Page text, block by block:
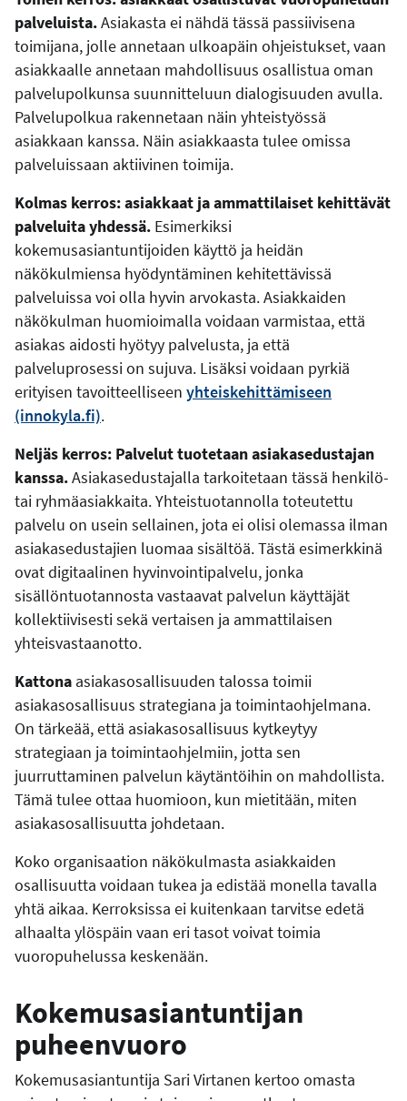
palveluista.Asiakasta ei nähdä tässä passiivisena
toimijana, jolle annetaan ulkoapäin ohjeistukset, vaan
asiakkaalle annetaan mahdollisuus osallistua oman
palvelupolkunsa suunnitteluun dialogisuuden avulla.
Palvelupolkua rakennetaan näin yhteistyössä
asiakkaan kanssa. Näin asiakkaasta tulee omissa
palveluissaan aktiivinen toimija.
Kolmas kerros: asiakkaat ja ammattilaiset kehittävät
palveluita yhdessä. Esimerkiksi
kokemusasiantuntijoiden käyttö ja heidän
näkökulmiensa hyödyntäminen kehitettävissä
palveluissa voi olla hyvin arvokasta. Asiakkaiden
näkökulman huomioimalla voidaan varmistaa, että
asiakas aidosti hyötyy palvelusta, ja että
palveluprosessi on sujuva. Lisäksi voidaan pyrkiä
erityisen tavoitteelliseen yhteiskehittämiseen
(innokyla.fi).
Neljäs kerros: Palvelut tuotetaan asiakasedustajan
kanssa.Asiakasedustajalla tarkoitetaan tässä henkilö-
tai ryhmäasiakkaita. Yhteistuotannolla toteutettu
palvelu on usein sellainen, jota ei olisi olemassa ilman
asiakasedustajien luomaa sisältöä. Tästä esimerkkinä
ovat digitaalinen hyvinvointipalvelu, jonka
sisällöntuotannosta vastaavat palvelun käyttäjät
kollektiivisesti sekä vertaisen ja ammattilaisen
yhteisvastaanotto.
Kattona asiakasosallisuuden talossa toimii
asiakasosallisuus strategiana ja toimintaohjelmana.
On tärkeää, että asiakasosallisuus kytkeytyy
strategiaan ja toimintaohjelmiin, jotta sen
juurruttaminen palvelun käytäntöihin on mahdollista.
Tämä tulee ottaa huomioon, kun mietitään, miten
asiakasosallisuutta johdetaan.
Koko organisaation näkökulmasta asiakkaiden
osallisuutta voidaan tukea ja edistää monella tavalla
yhtä aikaa. Kerroksissa ei kuitenkaan tarvitse edetä
alhaalta ylöspäin vaan eri tasot voivat toimia
vuoropuhelussa keskenään.
Kokemusasiantuntijan
puheenvuoro
Kokemusasiantuntija Sari Virtanen kertoo omasta